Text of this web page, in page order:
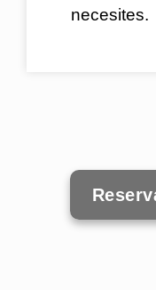
necesites.